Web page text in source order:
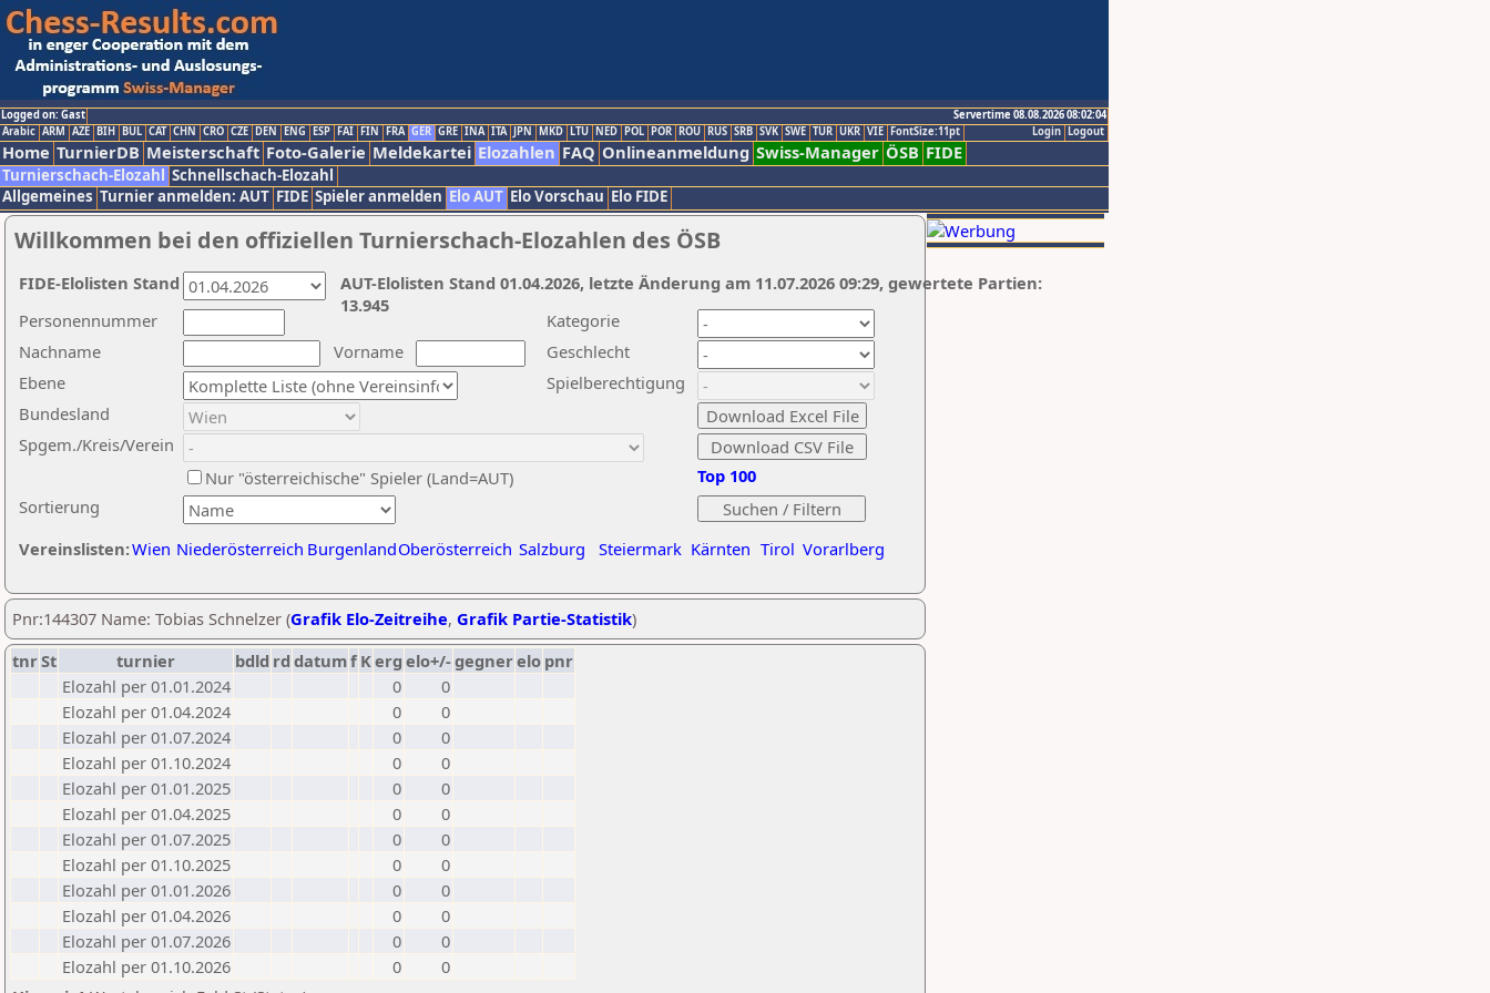
Logged on: Gast
Servertime 08.08.2026 08:02:04
Logout
Login
Arabic ARM AZE BIH BUL CAT CHN CRO CZE DEN ENG ESP FAI FIN FRA GER GRE INA ITA JPN MKD LTU NED POL POR ROU RUS SRB SVK SWE TUR UKR VIE FontSize:11pt
Home TurnierDB Meisterschaft Foto-Galerie Meldekartei Elozahlen FAQ Onlineanmeldung Swiss-Manager ÖSB FIDE
Turnierschach-Elozahl Schnellschach-Elozahl
Allgemeines Turnier anmelden: AUT FIDE Spieler anmelden Elo AUT Elo Vorschau Elo FIDE
Willkommen bei den offiziellen Turnierschach-Elozahlen des ÖSB
Nachname
Vorname
Ebene
Kategorie
Sortierung
Personennummer
Bundesland
Spgem./Kreis/Verein
Geschlecht
Nur "österreichische" Spieler (Land=AUT)
Spielberechtigung
Vereinslisten:Wien Niederösterreich BurgenlandOberösterreich Salzburg Steiermark Kärnten Tirol Vorarlberg
Top 100
AUT-Elolisten Stand 01.04.2026, letzte Änderung am 11.07.2026 09:29, gewertete Partien:
13.945
FIDE-Elolisten Stand
Pnr:144307 Name: Tobias Schnelzer (Grafik Elo-Zeitreihe, Grafik Partie-Statistik)
tnrSt turnier bdld rd datumf Kerg elo+/-gegnerelo pnr
Elozahl per 01.01.2024
0
0
Elozahl per 01.04.2024
0
0
Elozahl per 01.07.2024
0
0
Elozahl per 01.10.2024
0
0
Elozahl per 01.01.2025
0
0
Elozahl per 01.04.2025
0
0
Elozahl per 01.07.2025
0
0
Elozahl per 01.10.2025
0
0
Elozahl per 01.01.2026
0
0
Elozahl per 01.04.2026
0
0
Elozahl per 01.07.2026
0
0
Elozahl per 01.10.2026
0
0